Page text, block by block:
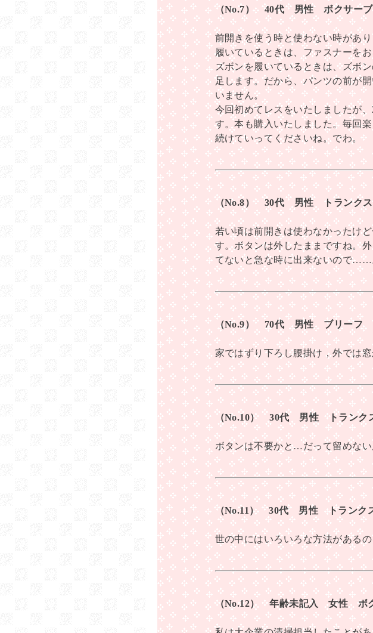
（No.7） 40代 男性 ボクサーブ
前開きを使う時と使わない時があ
履いているときは、ファスナーを
ズボンを履いているときは、ズボ
足します。だから、パンツの前が
いません。
今回初めてレスをいたしましたが
す。本も購入いたしました。毎回
続けていってくださいね。でわ。
（No.8） 30代 男性 トランクス
若い頃は前開きは使わなかったけ
す。ボタンは外したままですね。
てないと急な時に出来ないので
（No.9） 70代 男性 ブリーフ
家ではずり下ろし腰掛け，外では
（No.10） 30代 男性 トラン
ボタンは不要かと…だって留めな
（No.11） 30代 男性 トランク
世の中にはいろいろな方法がある
（No.12） 年齢未記入 女性 ボ